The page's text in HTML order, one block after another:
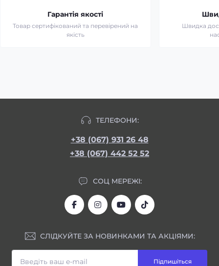
Гарантія якості
Товар сертифікований та перевірений на
якість
Швидка
ТЕЛЕФОНИ:
+38 (067) 931 26 48
+38 (067) 442 52 52
СОЦ МЕРЕЖІ:
СЛІДКУЙТЕ ЗА НОВИНКАМИ ТА АКЦІЯМИ:
Підпишіться